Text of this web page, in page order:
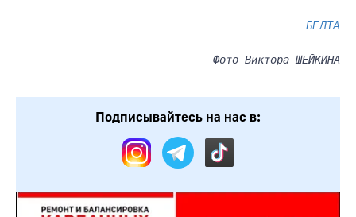
БЕЛТА
Фото Виктора ШЕЙКИНА
Подписывайтесь на нас в: